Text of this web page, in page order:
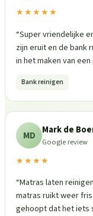
★★★★★
“Super vriendelijke
zijn eruit en de bank
in het maken van
Bank reinigen
MD Mark de
Google review
★★★★
“Matras laten
matras ruikt weer
gehoopt dat het iets